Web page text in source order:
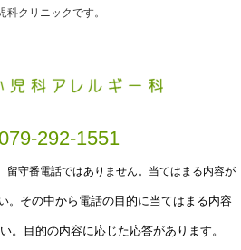
クリニックです。
292-1551
留守番電話ではありません。当てはまる内容が
。 その中から電話の目的に当てはまる内容
。目的の内容に応じた応答があります。